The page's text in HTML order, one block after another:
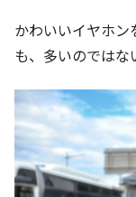
かわいいイヤホ
も、多いのではな